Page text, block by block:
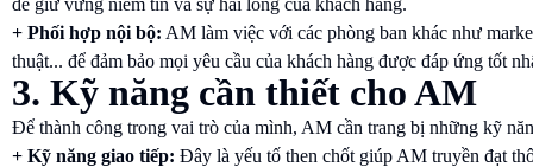
+ Phối hợp nội bộ: AM làm việc với các phòng ban khác như
thuật... để đảm bảo mọi yêu cầu của khách hàng được đáp ứng tốt
3. Kỹ năng cần thiết cho AM
Để thành công trong vai trò của mình, AM cần trang bị những kỹ
+ Kỹ năng giao tiếp: Đây là yếu tố then chốt giúp AM truyền đạt